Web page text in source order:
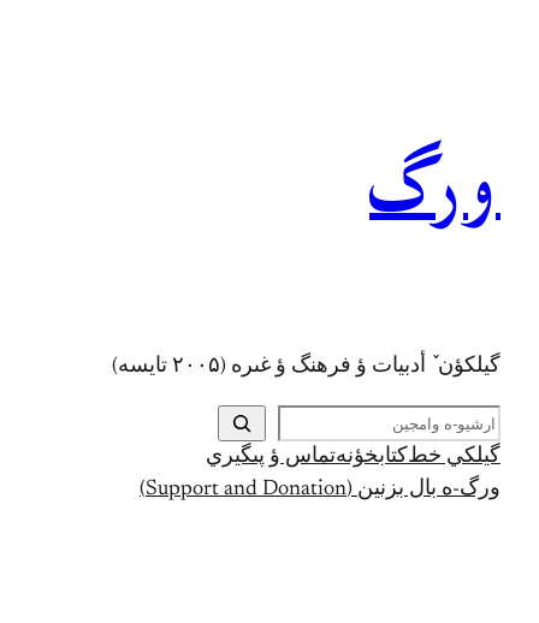
ورگ
گيلکؤن ٚ أدبیات ؤ فرهنگ ؤ غىره (۲۰۰۵ تايسه)
ج
س
ت
ج
گيلکي خط کتابخؤنهتماس ؤ پىگيري
ورگ-ه بال بزنين (Support and Donation)